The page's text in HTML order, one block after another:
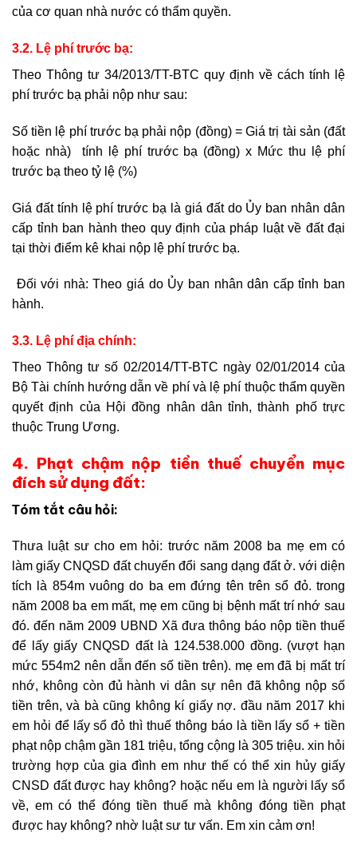
của cơ quan nhà nước có thẩm quyền.
3.2. Lệ phí trước bạ:
Theo Thông tư 34/2013/TT-BTC quy định về cách tính lệ
phí trước bạ phải nộp như sau:
Số tiền lệ phí trước bạ phải nộp (đồng) = Giá trị tài sản (đất
hoặc nhà) tính lệ phí trước bạ (đồng) x Mức thu lệ phí
trước bạ theo tỷ lệ (%)
Giá đất tính lệ phí trước bạ là giá đất do Ủy ban nhân dân
cấp tỉnh ban hành theo quy định của pháp luật về đất đại
tại thời điểm kê khai nộp lệ phí trước bạ.
Đối với nhà: Theo giá do Ủy ban nhân dân cấp tỉnh ban
hành.
3.3. Lệ phí địa chính:
Theo Thông tư số 02/2014/TT-BTC ngày 02/01/2014 của
Bộ Tài chính hướng dẫn về phí và lệ phí thuộc thẩm quyền
quyết định của Hội đồng nhân dân tỉnh, thành phố trực
thuộc Trung Ương.
4. Phạt chậm nộp tiền thuế chuyển mục
đích sử dụng đất:
Tóm tắt câu hỏi:
Thưa luật sư cho em hỏi: trước năm 2008 ba mẹ em có
làm giấy CNQSD đất chuyển đổi sang dạng đất ở. với diện
tích là 854m vuông do ba em đứng tên trên sổ đỏ. trong
năm 2008 ba em mất, mẹ em cũng bị bệnh mất trí nhớ sau
đó. đến năm 2009 UBND Xã đưa thông báo nộp tiền thuế
để lấy giấy CNQSD đất là 124.538.000 đồng. (vượt hạn
mức 554m2 nên dẫn đến số tiền trên). mẹ em đã bị mất trí
nhớ, không còn đủ hành vi dân sự nên đã không nộp số
tiền trên, và bà cũng không kí giấy nợ. đầu năm 2017 khi
em hỏi để lấy sổ đỏ thì thuế thông báo là tiền lấy sổ + tiền
phạt nộp chậm gần 181 triệu, tổng cộng là 305 triệu. xin hỏi
trường hợp của gia đình em như thế có thể xin hủy giấy
CNSD đất được hay không? hoặc nếu em là người lấy sổ
về, em có thể đóng tiền thuế mà không đóng tiền phạt
được hay không? nhờ luật sư tư vấn. Em xin cảm ơn!